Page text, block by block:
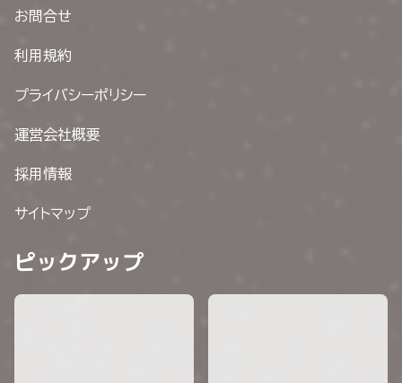
お問合せ
利用規約
プライバシーポリシー
運営会社概要
採用情報
サイトマップ
ピックアップ